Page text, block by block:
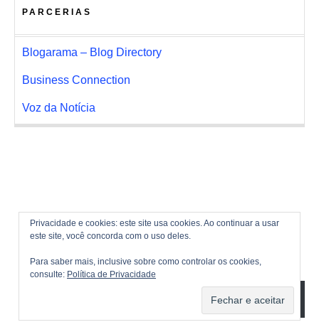
Privacidade e cookies: este site usa cookies. Ao continuar a usar
este site, você concorda com o uso deles.
Para saber mais, inclusive sobre como controlar os cookies,
consulte: Política de Privacidade
PARCERIAS
Blogarama – Blog Directory
Business Connection
Voz da Notícia
ASSINAR